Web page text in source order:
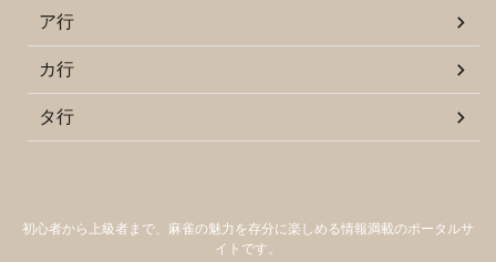
ア行
カ行
タ行
初心者から上級者まで、麻雀の魅力を存分に楽しめる情報満載のポータルサ
イトです。